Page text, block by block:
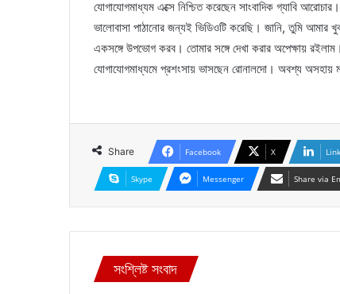
যোগাযোগমাধ্যম এক্সে নিশ্চিত করেছেন সাংবাদিক গ্যাবি
ভালোবাসা পাঠানোর জন্যই ভিডিওটি করেছি। জানি, তুমি
একসঙ্গে উপভোগ করব। তোমার সঙ্গে দেখা করার অপেক্ষায়
যোগাযোগমাধ্যমে প্রশংসায় ভাসছেন রোনালদো। অবশ্য অসহায়
Share Facebook X
Skype Messenger Share via
সংশ্লিষ্ট সংবাদ